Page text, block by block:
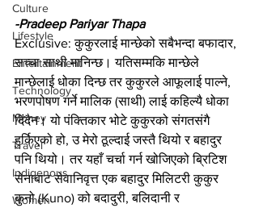
Culture
Lifestyle
Entertainment
Technology
Money
Travel
Indigenous
Women
-Pradeep Pariyar Thapa
Exclusive: कुकुरलाई मान्छेको सबैभन्दा बफादार,
सच्चा साथी मानिन्छ। यतिसम्मकि मान्छेले
मान्छेलाई धोका दिन्छ तर कुकुरले आफूलाई पाल्ने,
भरणपोषण गर्ने मालिक (साथी) लाई कहिल्यै धोका
दिंदैन। यो पंक्तिकार भोटे कुकुरको संगतसंगै
हुर्किएको हो, उ मेरो ठूल्दाई जस्तै थियो र बहादुर
पनि थियो। तर यहाँ चर्चा गर्न खोजिएको ब्रिटिश
सेनाबाट सेवानिवृत्त एक बहादुर मिलिटरी कुकुर
कुनो (Kuno) को बदादुरी, बलिदानी र